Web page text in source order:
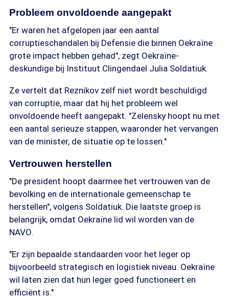
Probleem onvoldoende aangepakt
"Er waren het afgelopen jaar een aantal
corruptieschandalen bij Defensie die binnen Oekraïne
grote impact hebben gehad", zegt Oekraïne-
deskundige bij Instituut Clingendael Julia Soldatiuk.
Ze vertelt dat Reznikov zelf niet wordt beschuldigd
van corruptie, maar dat hij het probleem wel
onvoldoende heeft aangepakt. "Zelensky hoopt nu met
een aantal serieuze stappen, waaronder het vervangen
van de minister, de situatie op te lossen."
Vertrouwen herstellen
"De president hoopt daarmee het vertrouwen van de
bevolking en de internationale gemeenschap te
herstellen", volgens Soldatiuk. Die laatste groep is
belangrijk, omdat Oekraïne lid wil worden van de
NAVO.
"Er zijn bepaalde standaarden voor het leger op
bijvoorbeeld strategisch en logistiek niveau. Oekraïne
wil laten zien dat hun leger goed functioneert en
efficiënt is."